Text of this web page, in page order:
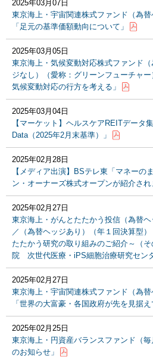
2025年03月07日
東京海上・宇宙関連株式ファンド（為替
「足元の基準価額動向について」
2025年03月05日
東京海上・気候変動対応株式ファンド
ジなし）（愛称：グリーンフューチャ
気候変動対応の行方を考える」
2025年03月04日
【マーケット】ヘルスケアREITデータ
Data（2025年2月末基準）」
2025年02月28日
【メディア出演】BSテレ東「マネーの
ン・オーナーズ株式オープンが紹介され
2025年02月27日
東京海上・がんとたたかう投信（為替ヘ
／（為替ヘッジあり）（年１回決算型
たたかう研究の取り組みのご紹介～（
院 次世代医療・iPS細胞治療研究セン
2025年02月27日
東京海上・宇宙関連株式ファンド（為替
「世界の大富豪・各国政府が先を見据
2025年02月25日
東京海上・円資産バランスファンド（
のお知らせ」